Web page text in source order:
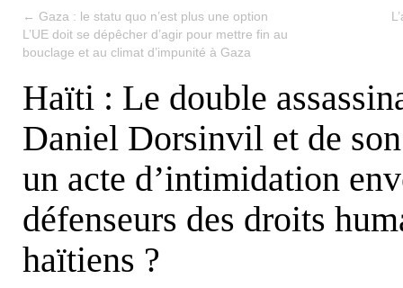
← Gaza : le statu quo n’est plus une option
L’UE doit se dépêcher d’agir pour mettre fin au
bouclage et au climat d’impunité à Gaza
Haïti : Le double
Daniel Dorsinvil et de
un acte d’intimidation
défenseurs des droits
haïtiens ?